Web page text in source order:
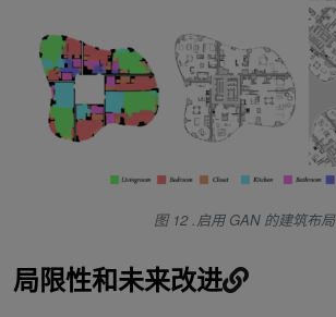
图 12 .启用 GAN 的建筑布局
局限性和未来改进